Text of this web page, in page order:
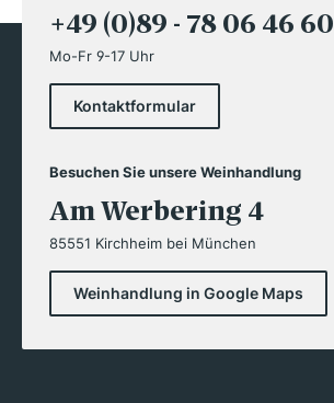
+49 (0)89 - 78 06 46 60
Mo-Fr 9-17 Uhr
Kontaktformular
Besuchen Sie unsere Weinhandlung
Am Werbering 4
85551 Kirchheim bei München
Weinhandlung in Google Maps